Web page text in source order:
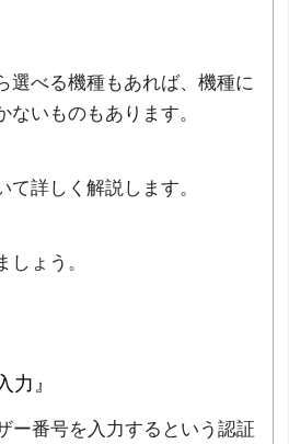
選べる機種もあれば、機種に
ないものもあります。
詳しく解説します。
しょう。
力』
ー番号を入力するという認証